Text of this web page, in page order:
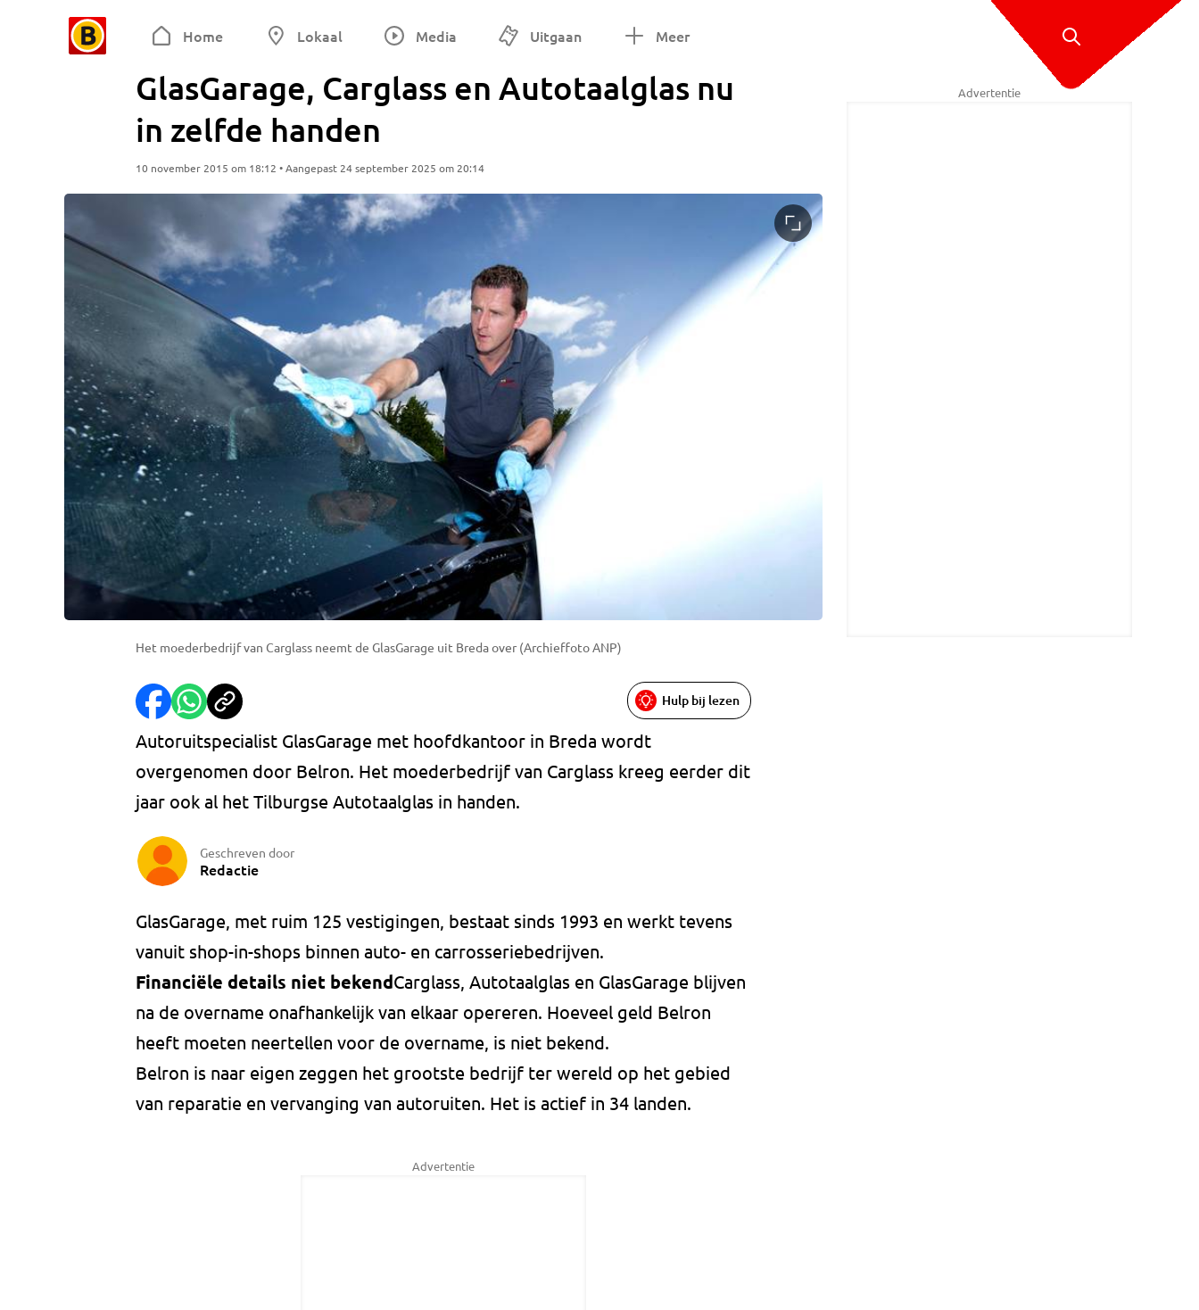
Home Lokaal Media Uitgaan Meer
GlasGarage, Carglass en Autotaalglas nu
in zelfde handen
10 november 2015 om 18:12 • Aangepast 24 september 2025 om 20:14
Het moederbedrijf van Carglass neemt de GlasGarage uit Breda over (Archieffoto ANP)
Hulp bij lezen
Autoruitspecialist GlasGarage met hoofdkantoor in Breda wordt
overgenomen door Belron. Het moederbedrijf van Carglass kreeg eerder dit
jaar ook al het Tilburgse Autotaalglas in handen.
Geschreven door
Redactie
GlasGarage, met ruim 125 vestigingen, bestaat sinds 1993 en werkt tevens
vanuit shop-in-shops binnen auto- en carrosseriebedrijven.
Financiële details niet bekendCarglass, Autotaalglas en GlasGarage blijven
na de overname onafhankelijk van elkaar opereren. Hoeveel geld Belron
heeft moeten neertellen voor de overname, is niet bekend.
Belron is naar eigen zeggen het grootste bedrijf ter wereld op het gebied
van reparatie en vervanging van autoruiten. Het is actief in 34 landen.
Advertentie
Advertentie